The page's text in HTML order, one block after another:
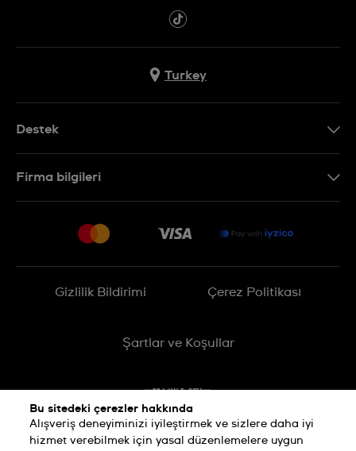
Turkey
Destek
İade Politikası
Firma bilgileri
Gizlilik Bildirimi Çerez Politikası
Şartlar ve Koşullar
Bu sitedeki çerezler hakkında
Alışveriş deneyiminizi iyileştirmek ve sizlere daha iyi
hizmet verebilmek için yasal düzenlemelere uygun